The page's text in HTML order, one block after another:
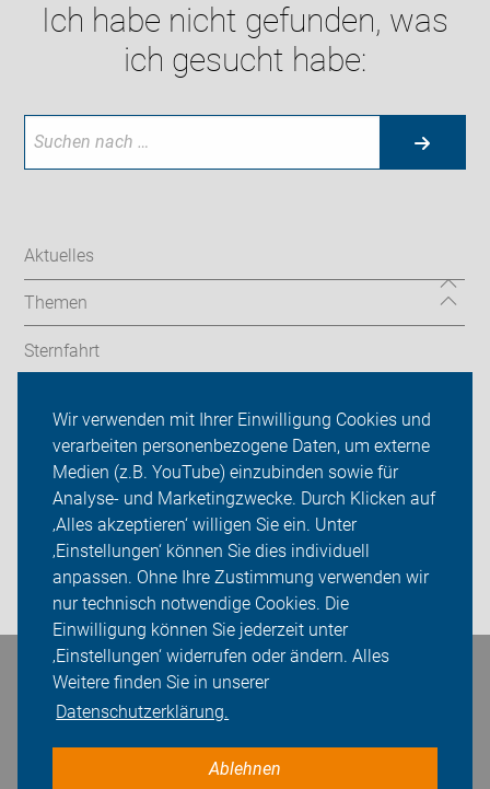
Wir verwenden mit Ihrer Einwilligung Cookies und
verarbeiten personenbezogene Daten, um externe
Medien (z.B. YouTube) einzubinden sowie für
Analyse- und Marketingzwecke. Durch Klicken auf
‚Alles akzeptieren‘ willigen Sie ein. Unter
‚Einstellungen‘ können Sie dies individuell
anpassen. Ohne Ihre Zustimmung verwenden wir
nur technisch notwendige Cookies. Die
Einwilligung können Sie jederzeit unter
‚Einstellungen‘ widerrufen oder ändern. Alles
Weitere finden Sie in unserer
Datenschutzerklärung.
Ablehnen
Ich habe nicht gefunden, was
ich gesucht habe:
Aktuelles
Themen
Sternfahrt
ADFC Berlin
Sei dabei
Presse
Login
Bleiben Sie in Kontakt